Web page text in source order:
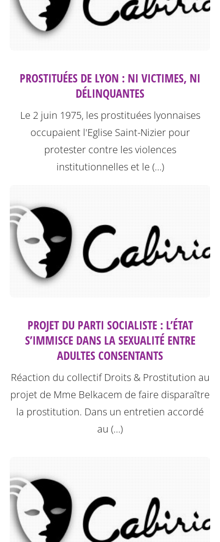
PROSTITUÉES DE LYON : NI VICTIMES, NI
DÉLINQUANTES
Le 2 juin 1975, les prostituées lyonnaises
occupaient l'Eglise Saint-Nizier pour
protester contre les violences
institutionnelles et le (…)
PROJET DU PARTI SOCIALISTE : L’ÉTAT
S’IMMISCE DANS LA SEXUALITÉ ENTRE
ADULTES CONSENTANTS
Réaction du collectif Droits & Prostitution au
projet de Mme Belkacem de faire disparaître
la prostitution. Dans un entretien accordé
au (…)